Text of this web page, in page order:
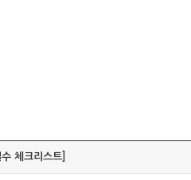
체크리스트]